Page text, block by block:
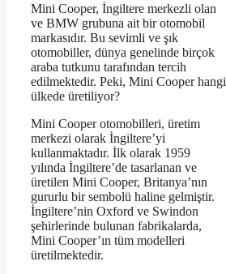
Mini Cooper, İngiltere merkezli olan
ve BMW grubuna ait bir otomobil
markasıdır. Bu sevimli ve şık
otomobiller, dünya genelinde birçok
araba tutkunu tarafından tercih
edilmektedir. Peki, Mini Cooper hangi
ülkede üretiliyor?
Mini Cooper otomobilleri, üretim
merkezi olarak İngiltere’yi
kullanmaktadır. İlk olarak 1959
yılında İngiltere’de tasarlanan ve
üretilen Mini Cooper, Britanya’nın
gururlu bir sembolü haline gelmiştir.
İngiltere’nin Oxford ve Swindon
şehirlerinde bulunan fabrikalarda,
Mini Cooper’ın tüm modelleri
üretilmektedir.